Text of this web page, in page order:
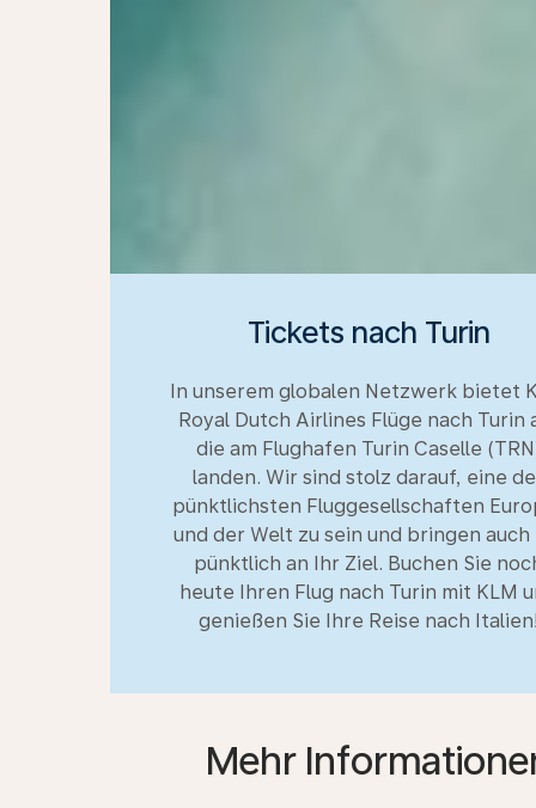
Tickets nach Turin
In unserem globalen Netzwerk bietet
Royal Dutch Airlines Flüge nach Turin
die am Flughafen Turin Caselle
landen. Wir sind stolz darauf, eine
pünktlichsten Fluggesellschaften
und der Welt zu sein und bringen auch
pünktlich an Ihr Ziel. Buchen Sie
heute Ihren Flug nach Turin mit KLM
genießen Sie Ihre Reise nach
Mehr